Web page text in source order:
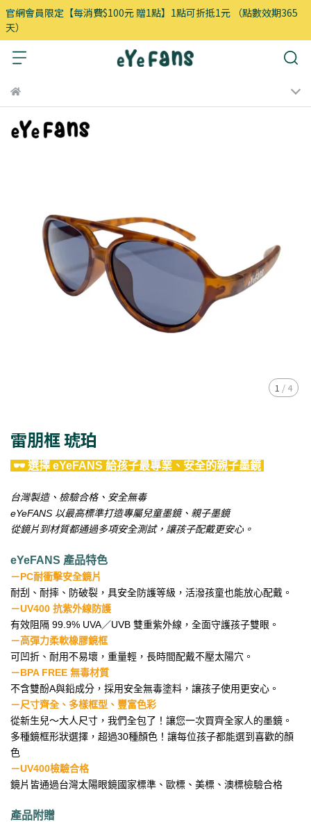
官網會員限定【每消費$100元 贈1點】1點可折抵1元 （點數效期365
天）
1 / 4
雷朋框 琥珀
🕶 選擇 eYeFANS 給孩子最專業、安全的親子墨鏡
台灣製造、檢驗合格、安全無毒
eYeFANS 以最高標準打造專屬兒童墨鏡、親子墨鏡
從鏡片到材質都通過多項安全測試，讓孩子配戴更安心。
eYeFANS 產品特色
－PC耐衝擊安全鏡片
耐刮、耐摔、防破裂，具安全防護等級，活潑孩童也能放心配戴。
－UV400 抗紫外線防護
有效阻隔 99.9% UVA／UVB 雙重紫外線，全面守護孩子雙眼。
－高彈力柔軟橡膠鏡框
可凹折、耐用不易壞，重量輕，長時間配戴不壓太陽穴。
－BPA FREE 無毒材質
不含雙酚A與鉛成分，採用安全無毒塗料，讓孩子使用更安心。
－尺寸齊全、多樣框型、豐富色彩
從新生兒～大人尺寸，我們全包了！讓您一次買齊全家人的墨鏡。
多種鏡框形狀選擇，超過30種顏色！讓每位孩子都能選到喜歡的顏
色
－UV400檢驗合格
鏡片皆通過台灣太陽眼鏡國家標準、歐標、美標、澳標檢驗合格
產品附贈